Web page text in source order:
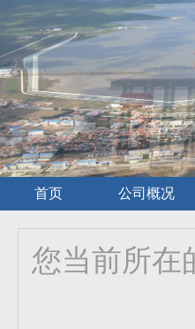
首页 公司概况
您当前所在